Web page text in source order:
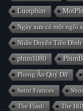
Luotphim
Ngày xưa có một ngôi
Nhân Duyên Tiền Đình
phim1080
Phong Ấn Quỷ Dữ
Saint Frances
The Flash The